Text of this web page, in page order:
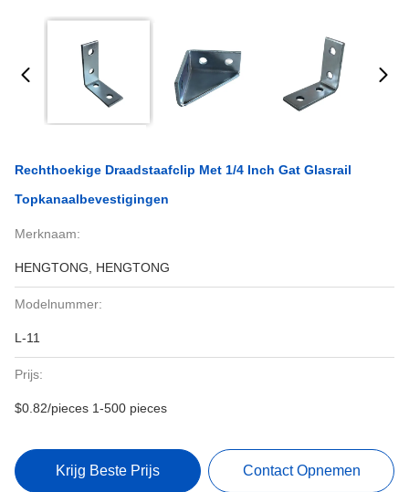
Rechthoekige Draadstaafclip Met 1/4 Inch Gat Glasrail
Topkanaalbevestigingen
Merknaam:
HENGTONG, HENGTONG
Modelnummer:
L-11
Prijs:
$0.82/pieces 1-500 pieces
Krijg Beste Prijs Contact Opnemen